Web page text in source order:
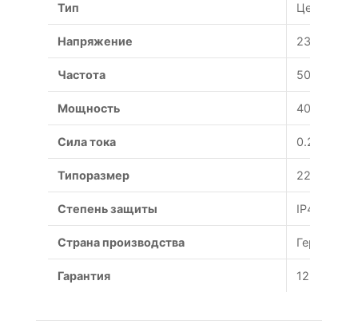
Тип
Напряжение 230 В
Частота 50 Гц
Мощность 40 Вт
Сила тока 0.2 А
Типоразмер 225 мм
Степень защиты IP44
Страна производства Германия
Гарантия 12